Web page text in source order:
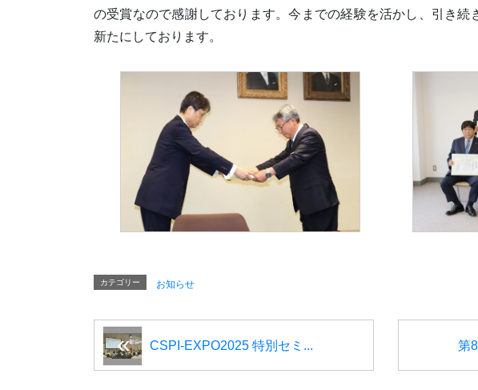
の受賞なので感謝しております。今までの経験を活かし、引き続
新たにしております。
カテゴリー お知らせ
CSPI-EXPO2025 特別セミ... 第